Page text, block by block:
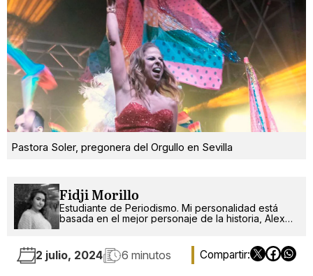
Pastora Soler, pregonera del Orgullo en Sevilla
Fidji Morillo
Estudiante de Periodismo. Mi personalidad está
basada en el mejor personaje de la historia, Alex
2 julio, 2024 6 minutos